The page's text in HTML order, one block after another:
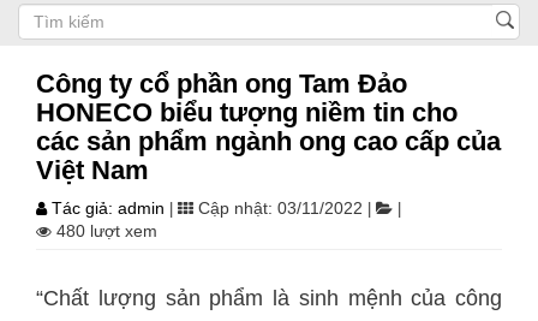
Công ty cổ phần ong Tam Đảo
HONECO biểu tượng niềm tin cho
các sản phẩm ngành ong cao cấp của
Việt Nam
Tác giả: admin Cập nhật: 03/11/2022
480 lượt xem
“Chất lượng sản phẩm là sinh mệnh của công